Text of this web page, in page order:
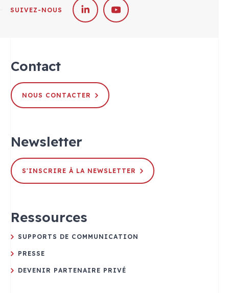
SUIVEZ-NOUS
Contact
NOUS CONTACTER
Newsletter
S'INSCRIRE À LA NEWSLETTER
Ressources
SUPPORTS DE COMMUNICATION
PRESSE
DEVENIR PARTENAIRE PRIVÉ